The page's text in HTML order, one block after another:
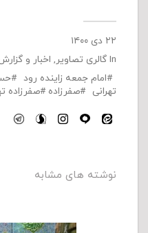
۲۲ دی ۱۴۰۰
In گالری تصاویر, اخبار و
امام جمعه زاینده رود
تهرانی
صفرزاده صفرزاده
نوشته های مشابه